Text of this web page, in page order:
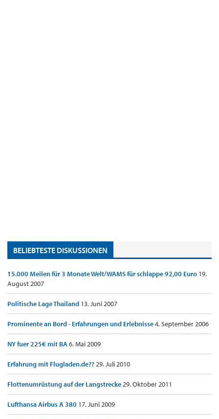
BELIEBTESTE DISKUSSIONEN
15.000 Meilen für 3 Monate Welt/WAMS für schlappe 92,00 Euro 19.
August 2007
Politische Lage Thailand 13. Juni 2007
Prominente an Bord - Erfahrungen und Erlebnisse4. September 2006
NY fuer 225€ mit BA6. Mai 2009
Erfahrung mit Flugladen.de??29. Juli 2010
Flottenumrüstung auf der Langstrecke29. Oktober 2011
Lufthansa Airbus A 380 17. Juni 2009